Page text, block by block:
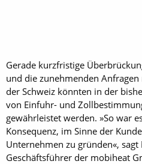
Gerade kurzfristige
und die zunehmenden
der Schweiz könnten in der
von Einfuhr- und
gewährleistet werden. »So war
Konsequenz, im Sinne der
Unternehmen zu gründen«,
Geschäftsführer der mobiheat